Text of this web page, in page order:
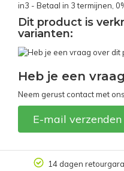
in3 - Betaal in 3 termijnen,
Dit product is
varianten:
Heb je een
Neem gerust contact met
E-mail verzenden
14 dagen